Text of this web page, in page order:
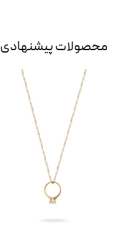
محصولات پیشنهادی